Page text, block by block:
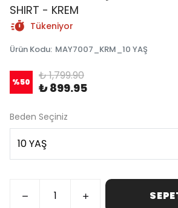
SHIRT - KREM
Tükeniyor
Ürün Kodu: MAY7007_KRM_10 YAŞ
%50 ₺ 1,799.90
₺ 899.95
Beden Seçiniz